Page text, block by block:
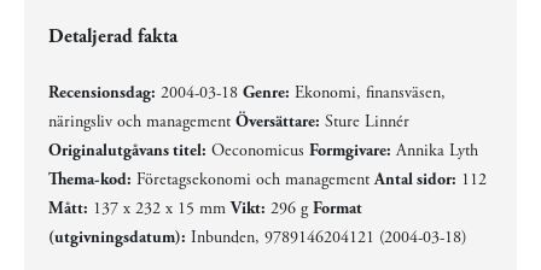
Detaljerad fakta
Recensionsdag: 2004-03-18 Genre: Ekonomi, finansväsen,
näringsliv och management Översättare: Sture Linnér
Originalutgåvans titel: Oeconomicus Formgivare: Annika Lyth
Thema-kod: Företagsekonomi och managementAntal sidor: 112
Mått: 137 x 232 x 15 mmVikt: 296 gFormat
(utgivningsdatum): Inbunden, 9789146204121 (2004-03-18)